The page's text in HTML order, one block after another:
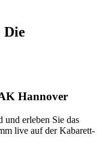
Die
Hannover
und erleben Sie das
live auf der Kabarett-